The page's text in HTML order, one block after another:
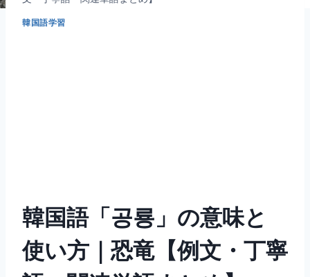
韓国語学習
韓国語「공룡」の意味と
使い方｜恐竜【例文・丁寧